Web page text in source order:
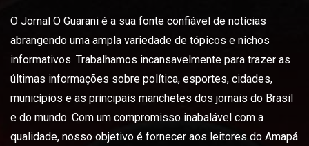
O Jornal O Guarani é a sua fonte confiável de notícias
abrangendo uma ampla variedade de tópicos e nichos
informativos. Trabalhamos incansavelmente para trazer as
últimas informações sobre política, esportes, cidades,
municípios e as principais manchetes dos jornais do Brasil
e do mundo. Com um compromisso inabalável com a
qualidade, nosso objetivo é fornecer aos leitores do Amapá